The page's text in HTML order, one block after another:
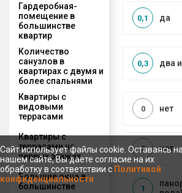
Гардеробная-
помещение в
большинстве
квартир
да
0,1
Количество
санузлов в
квартирах с двумя и
более спальнями
два
0,3
Квартиры с
видовыми
террасами
нет
0
Квартиры с
террасами на
первых этажах
нет
0
Большие окна в
большинстве
1
Сайт использует файлы cookie. Оставаясь на
нашем сайте, Вы даете согласие на их
обработку в соответствии с Политикой
конфиденциальности